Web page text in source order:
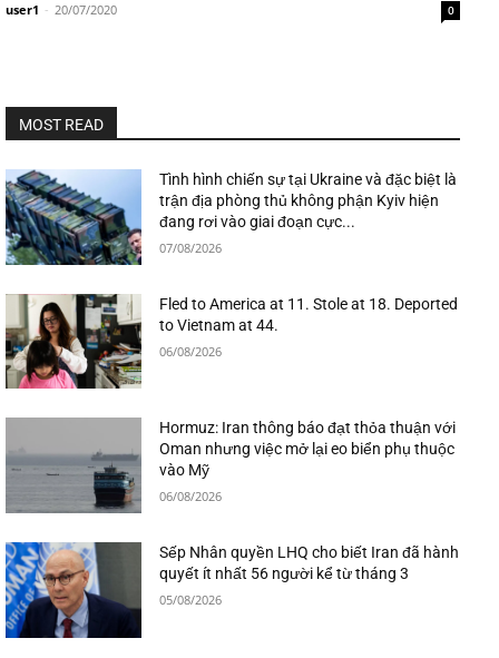
user1 - 20/07/2020 0
MOST READ
Tình hình chiến sự tại Ukraine và đặc biệt là
trận địa phòng thủ không phận Kyiv hiện
đang rơi vào giai đoạn cực...
07/08/2026
Fled to America at 11. Stole at 18. Deported
to Vietnam at 44.
06/08/2026
Hormuz: Iran thông báo đạt thỏa thuận với
Oman nhưng việc mở lại eo biển phụ thuộc
vào Mỹ
06/08/2026
Sếp Nhân quyền LHQ cho biết Iran đã hành
quyết ít nhất 56 người kể từ tháng 3
05/08/2026